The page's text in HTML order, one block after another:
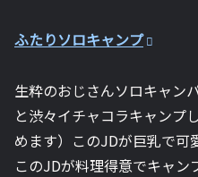
ふたりソロキャンプ
生粋のおじさんソロキャン
と渋々イチャコラキャンプ
めます）このJDが巨乳で可
このJDが料理得意でキャン